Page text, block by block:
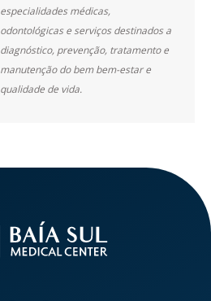
especialidades médicas,
odontológicas e serviços destinados a
diagnóstico, prevenção, tratamento e
manutenção do bem bem-estar e
qualidade de vida.